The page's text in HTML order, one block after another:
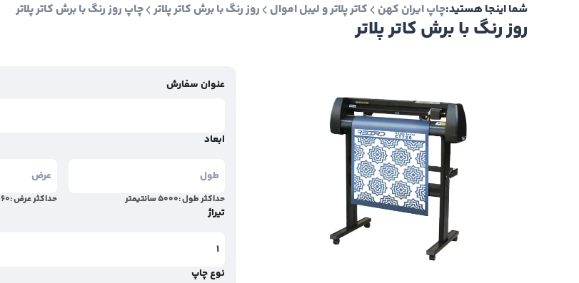
روز رنگ با برش کاتر پلاتر
شما اینجا هستید:چاپ ایران کهن کاتر پلاتر و لیبل اموال روز رنگ با برش کاتر پلاتر چاپ روز رنگ با برش کاتر پلاتر
عنوان سفارش
ابعاد
حداکثر طول :5000سانتیمتر حداکثر عرض :60
تیراژ
نوع چاپ